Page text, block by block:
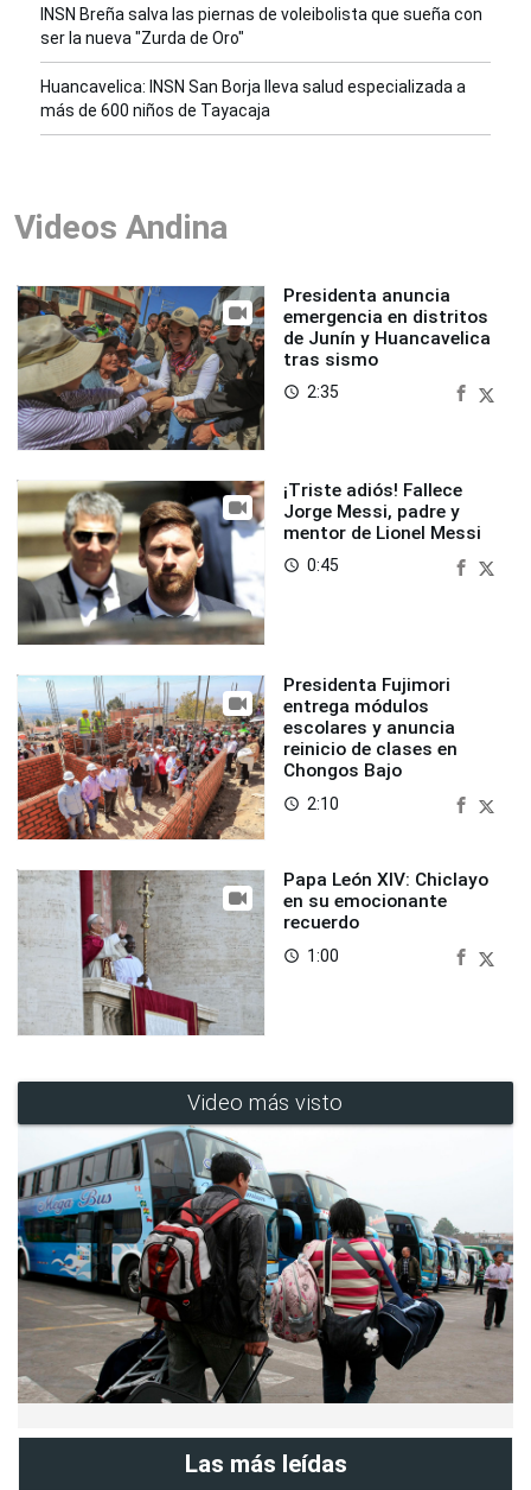
INSN Breña salva las piernas de voleibolista que sueña con
ser la nueva "Zurda de Oro"
Huancavelica: INSN San Borja lleva salud especializada a
más de 600 niños de Tayacaja
Videos Andina
Presidenta anuncia
emergencia en distritos
de Junín y Huancavelica
tras sismo
access_time 2:35
¡Triste adiós! Fallece
Jorge Messi, padre y
mentor de Lionel Messi
access_time 0:45
Presidenta Fujimori
entrega módulos
escolares y anuncia
reinicio de clases en
Chongos Bajo
access_time 2:10
Papa León XIV: Chiclayo
en su emocionante
recuerdo
access_time 1:00
Video más visto
Las más leídas